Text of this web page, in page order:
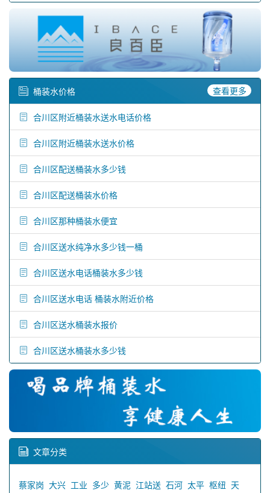
桶装水价格 查看更多
合川区附近桶装水送水电话价格
合川区附近桶装水送水价格
合川区配送桶装水多少钱
合川区配送桶装水价格
合川区那种桶装水便宜
合川区送水纯净水多少钱一桶
合川区送水电话桶装水多少钱
合川区送水电话 桶装水附近价格
合川区送水桶装水报价
合川区送水桶装水多少钱
文章分类
蔡家岗 大兴 工业 多少 黄泥 江站送 石河 太平 枢纽 天